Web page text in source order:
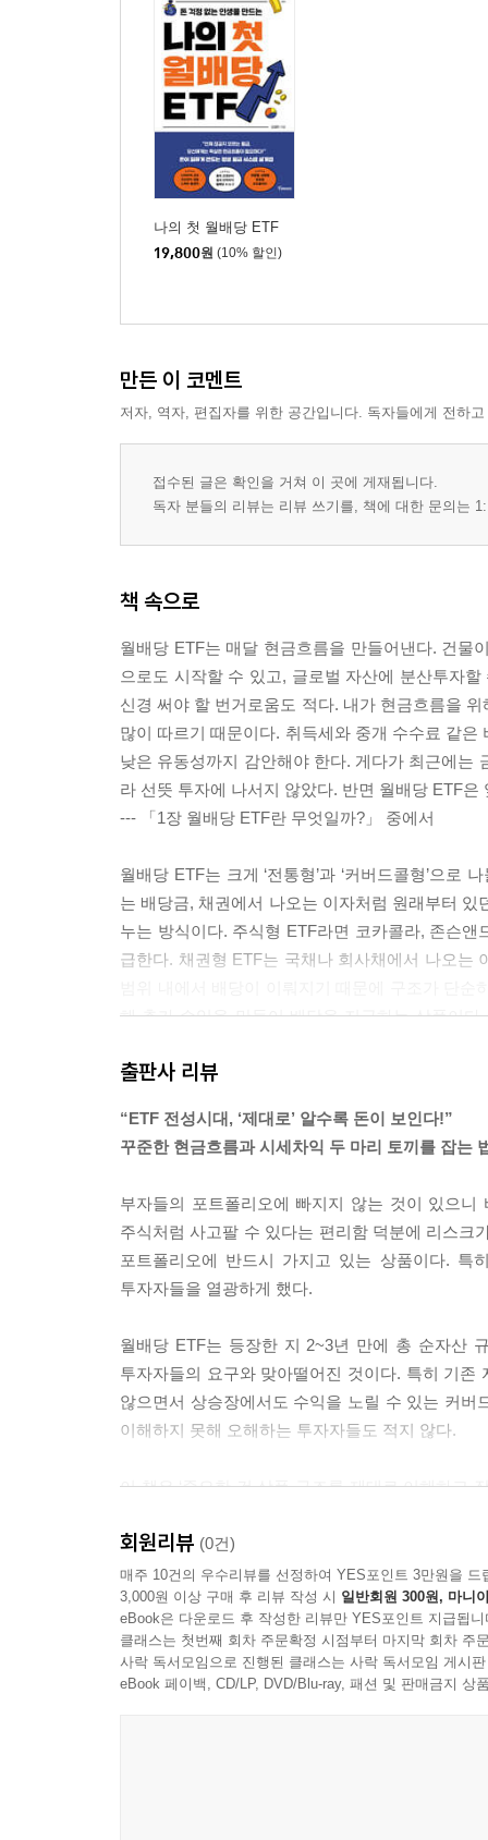
04 ETF의 진짜 월배당, ‘그릇’에 달려있다
05 순월배당 증가를 위한 ISA, IRP, 연금저축 활용법
06 절세 계좌와 월배당 ETF, 최적의 조합은 무엇일
4장 미국 ETF와 국내 ETF, 수익을 가르는 진짜 변수
01 달러와 원화, 통화 선택이 수익을 바꾼다
02 국내 vs 미국 월배당 ETF, 무엇이 나에게 맞을까
03 월배당 ETF 정보, 어디서 무엇을 확인할 것인가?
5장 월배당을 지키는 힘, 거시경제를 읽는 기술
01 왜 0.25%포인트가 세계를 흔들까?
02 금리가 바꾸는 경제의 사계절
03 연준을 읽으면 시장이 보인다
06 포트폴리오의 역사에서 배우는 생존법칙
6장 심리의 함정 속에서 살아남는 월배당 ETF 투자
01 월배당 12%라는 숫자에 속지 않는 법
02 저렴해 보이는 ETF의 진짜 가격, 총보수로 확인
03 배당은 받았는데 왜 손실처럼 느껴질까?
04 월배당 ETF의 민낯, ‘순월배당’으로 확인하자
06 흔들리지 않는 투자자가 되기 위한 10가지 규칙
출처
나의 첫 월배당 ETF
19,800원 (10% 할인)
만든 이 코멘트
저자, 역자, 편집자를 위한 공간입니다. 독자들에게 전하
접수된 글은 확인을 거쳐 이 곳에 게재됩니다.
독자 분들의 리뷰는 리뷰 쓰기를, 책에 대한 문의는
책 속으로
월배당 ETF는 매달 현금흐름을 만들어낸다. 건물
으로도 시작할 수 있고, 글로벌 자산에 분산투자
신경 써야 할 번거로움도 적다. 내가 현금흐름을
많이 따르기 때문이다. 취득세와 중개 수수료 같
낮은 유동성까지 감안해야 한다. 게다가 최근에는
라 선뜻 투자에 나서지 않았다. 반면 월배당 ETF
--- 「1장 월배당 ETF란 무엇일까?」 중에서
월배당 ETF는 크게 ‘전통형’과 ‘커버드콜형’으
는 배당금, 채권에서 나오는 이자처럼 원래부터 있
누는 방식이다. 주식형 ETF라면 코카콜라, 존슨
급한다. 채권형 ETF는 국채나 회사채에서 나오는
해 추가 수익을 만들어 배당을 지급하는 상품이
미엄이 매달 배당의 재원이 된다.
세금과 건강보험료는 국민으로서 당연히 부담해
약’의 기술이다. 특히 일반 계좌를 통해 월배당
익만 늘리면, 예상보다 높은 소득세와 건강보험
오는 순월배당을 더 크게 늘려보자. 결국 월배당의
--- 「3장 진짜 월배당은 세금과 건강보험료에서
미국 ETF에 직접 투자하면 달러로 거래하므로
해야 한다. 반대로 국내 상장 ETF를 통해 해외 자
자자가 처음부터 선택할 수 있는 구조인 것이다.
ETF가 유리할까? 안타깝지만 “둘 중 하나가 무조
경제 뉴스를 보다 보면 ‘기준금리 0.25%포인트
다. 그런데 이 작은 숫자 하나가 어떻게 이토록 전
제 지표가 우리 경제 전반과 투자 환경에 미치는
가, GDP, 실업률 등 다양한 지표가 여기에 포함된
--- 「5장 월배당을 지키는 힘, 거시경제를 읽는 기
출판사 리뷰
“ETF 전성시대, ‘제대로’ 알수록 돈이 보인다!”
꾸준한 현금흐름과 시세차익 두 마리 토끼를 잡는
부자들의 포트폴리오에 빠지지 않는 것이 있으
주식처럼 사고팔 수 있다는 편리함 덕분에 리스크
포트폴리오에 반드시 가지고 있는 상품이다. 특
투자자들을 열광하게 했다.
월배당 ETF는 등장한 지 2~3년 만에 총 순자산
투자자들의 요구와 맞아떨어진 것이다. 특히 기
않으면서 상승장에서도 수익을 노릴 수 있는 커
이해하지 못해 오해하는 투자자들도 적지 않다.
이 책은 ‘중요한 건 상품 구조를 제대로 이해하고
거두는 3세대 커버드콜까지 다루며, 구조를 제대
이처럼 월배당 ETF 시장은 배당도 받고, 성장도
숫자만 보고 결정하기보다, 여러 요소를 비교해
투자를 피해 왔거나, 타인의 권유나 시장의 유
장기적으로 유지 가능한 현금흐름 구조를 설계하
회원리뷰 (0건)
매주 10건의 우수리뷰를 선정하여 YES포인트 3만원을 드
3,000원 이상 구매 후 리뷰 작성 시 일반회원 300원, 마니
eBook은 다운로드 후 작성한 리뷰만 YES포인트 지급됩니
클래스는 첫번째 회차 주문확정 시점부터 마지막 회차 주
사락 독서모임으로 진행된 클래스는 사락 독서모임 게시
eBook 페이백, CD/LP, DVD/Blu-ray, 패션 및 판매금지 상